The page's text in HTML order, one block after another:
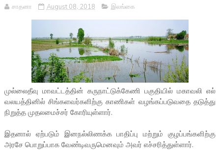
சாதனா August 08, 2018 இலங்கை
முல்லைதீவு மாவட்டத்தின் கருநாட்டுக்கேணி பகுதியில் மகாவலி எல்
வலயத்தினில் சிங்களவர்களிற்கு காணிகள் வழங்கப்படுவதை தடுத்து
நிறுத்த முதலமைச்சர் கோரியுள்ளார்.
இதனால் ஏற்படும் இனநல்லிணக்க பாதிப்பு மற்றும் குழப்பங்களிற்கு
அரசே பொறுப்பாக வேண்டிவருமெனவும் அவர் எச்சரித்துள்ளார்.